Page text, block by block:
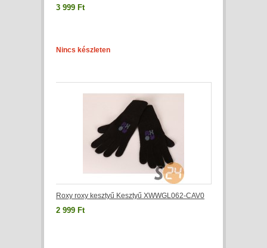
3 999 Ft
Nincs készleten
Roxy roxy kesztyű Kesztyű XWWGL062-CAV0
2 999 Ft